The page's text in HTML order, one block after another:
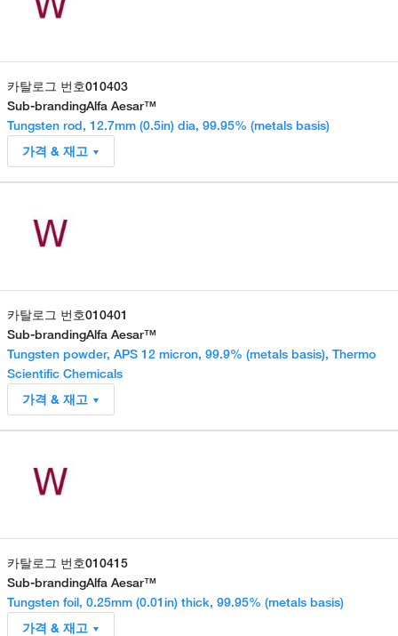
카탈로그 번호010403
Sub-brandingAlfa Aesar™
Tungsten rod, 12.7mm (0.5in) dia, 99.95% (metals basis)
가격 & 재고
카탈로그 번호010401
Sub-brandingAlfa Aesar™
Tungsten powder, APS 12 micron, 99.9% (metals basis), Thermo
Scientific Chemicals
가격 & 재고
카탈로그 번호010415
Sub-brandingAlfa Aesar™
Tungsten foil, 0.25mm (0.01in) thick, 99.95% (metals basis)
가격 & 재고